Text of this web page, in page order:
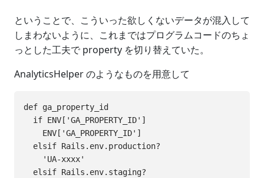
ということで、こういった欲しくないデータが混入して
しまわないように、これまではプログラムコードのちょ
っとした工夫で property を切り替えていた。
AnalyticsHelper のようなものを用意して
def ga_property_id
  if ENV['GA_PROPERTY_ID']
    ENV['GA_PROPERTY_ID']
  elsif Rails.env.production?
    'UA-xxxx'
  elsif Rails.env.staging?